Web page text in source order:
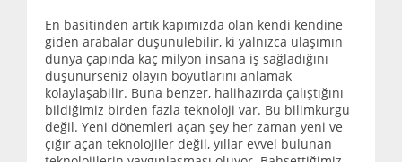
En basitinden artık kapımızda olan kendi kendine
giden arabalar düşünülebilir, ki yalnızca ulaşımın
dünya çapında kaç milyon insana iş sağladığını
düşünürseniz olayın boyutlarını anlamak
kolaylaşabilir. Buna benzer, halihazırda çalıştığını
bildiğimiz birden fazla teknoloji var. Bu bilimkurgu
değil. Yeni dönemleri açan şey her zaman yeni ve
çığır açan teknolojiler değil, yıllar evvel bulunan